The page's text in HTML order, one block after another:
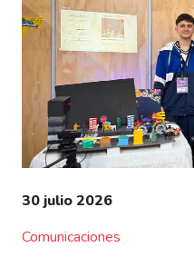
30 julio 2026
Comunicaciones